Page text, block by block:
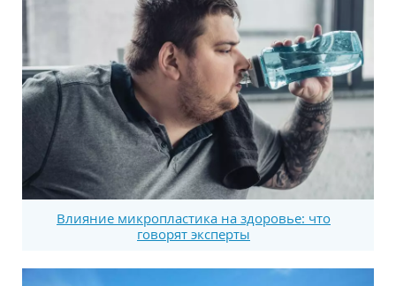
Влияние микропластика на здоровье: что
говорят эксперты